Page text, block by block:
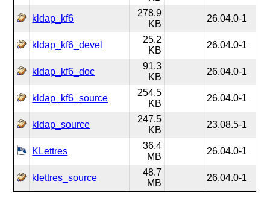
kldap_kf6
278.9
KB
26.04.0-1
kldap_kf6_devel
25.2
KB
26.04.0-1
kldap_kf6_doc
91.3
KB
26.04.0-1
kldap_kf6_source
254.5
KB
26.04.0-1
kldap_source
247.5
KB
23.08.5-1
KLettres
36.4
MB
26.04.0-1
klettres_source
48.7
MB
26.04.0-1